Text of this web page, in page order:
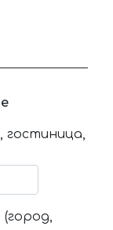
гостиница,